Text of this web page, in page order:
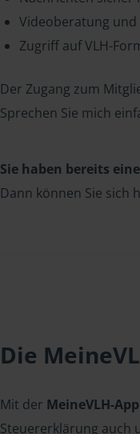
Videoberatung und
Zugriff auf VLH-
Der Zugang zum
Sprechen Sie mich
Sie haben bereits
Dann können Sie sich
Die
Mit der MeineVLH-App
Steuererklärung auch